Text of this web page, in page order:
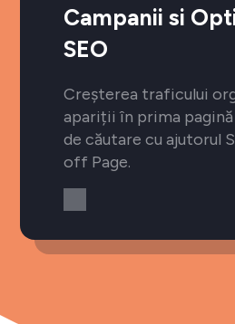
Campanii si
SEO
Creșterea traficului
apariții în prima
de căutare cu ajutorul
off Page.